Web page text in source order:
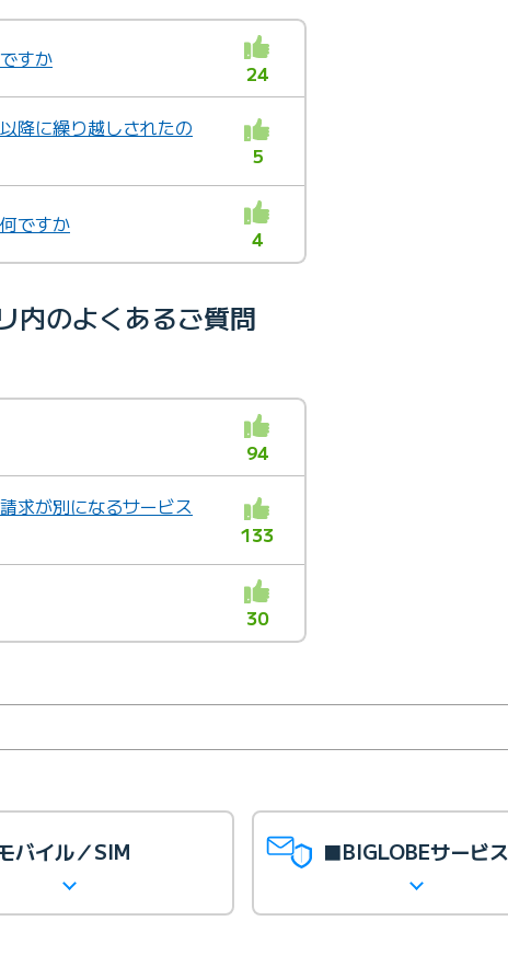
すか
24
降に繰り越しされたの
5
ですか
4
内のよくあるご質問
94
求が別になるサービス
133
30
バイル／SIM ■BIGLOBEサービス